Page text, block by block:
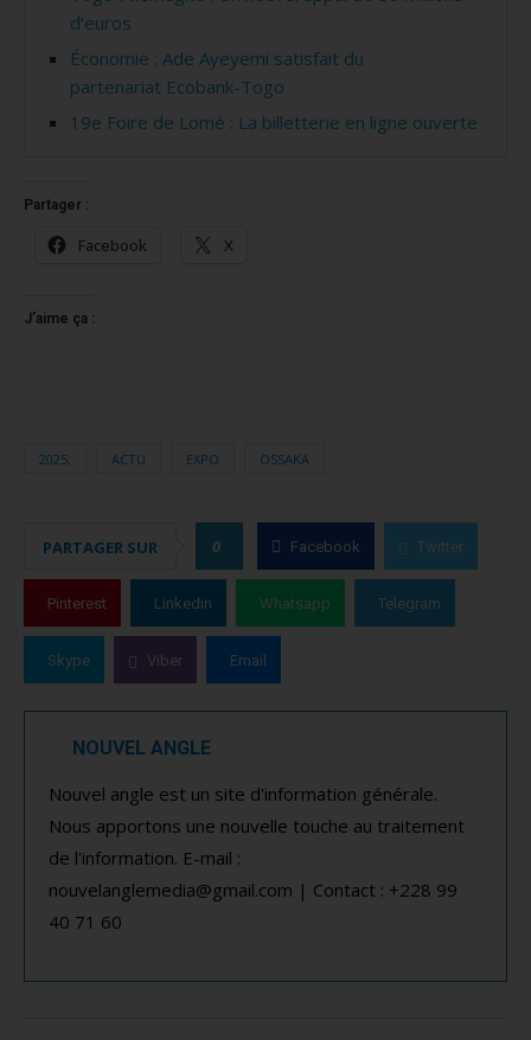
d’euros
Économie : Ade Ayeyemi satisfait du
partenariat Ecobank-Togo
19e Foire de Lomé : La billetterie en ligne ouverte
Partager :
Facebook X
J’aime ça :
2025; ACTU EXPO OSSAKA
PARTAGER SUR 0 Facebook Twitter
Pinterest Linkedin Whatsapp Telegram
Skype Viber Email
NOUVEL ANGLE
Nouvel angle est un site d'information générale.
Nous apportons une nouvelle touche au traitement
de l'information. E-mail :
nouvelanglemedia@gmail.com | Contact : +228 99
40 71 60